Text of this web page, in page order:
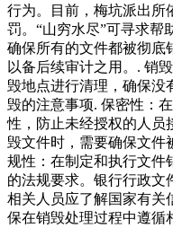
行为。目前，梅坑派出所
罚。“山穷水尽”可寻求帮
确保所有的文件都被彻底
以备后续审计之用。. 销
毁地点进行清理，确保没
毁的注意事项. 保密性：
性，防止未经授权的人员
毁文件时，需要确保文件
规性：在制定和执行文件
的法规要求。银行行政文
相关人员应了解国家有关
保在销毁处理过程中遵循